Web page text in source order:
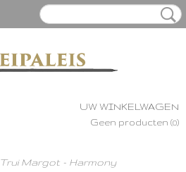
UW WINKELWAGEN
Geen producten (0)
Trui Margot - Harmony